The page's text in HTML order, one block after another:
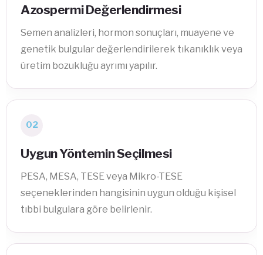
Azospermi Değerlendirmesi
Semen analizleri, hormon sonuçları, muayene ve
genetik bulgular değerlendirilerek tıkanıklık veya
üretim bozukluğu ayrımı yapılır.
02
Uygun Yöntemin Seçilmesi
PESA, MESA, TESE veya Mikro-TESE
seçeneklerinden hangisinin uygun olduğu kişisel
tıbbi bulgulara göre belirlenir.